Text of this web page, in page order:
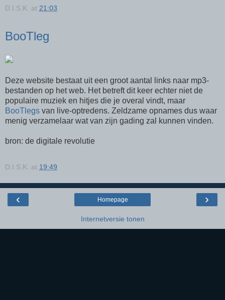
D.I.S.K. at 21:03
BooTleg
Deze website bestaat uit een groot aantal links naar mp3-
bestanden op het web. Het betreft dit keer echter niet de
populaire muziek en hitjes die je overal vindt, maar
BooTlegs van live-optredens. Zeldzame opnames dus waar
menig verzamelaar wat van zijn gading zal kunnen vinden.
bron: de digitale revolutie
D.I.S.K. at 19:49
‹ ›
Homepage
Internetversie tonen